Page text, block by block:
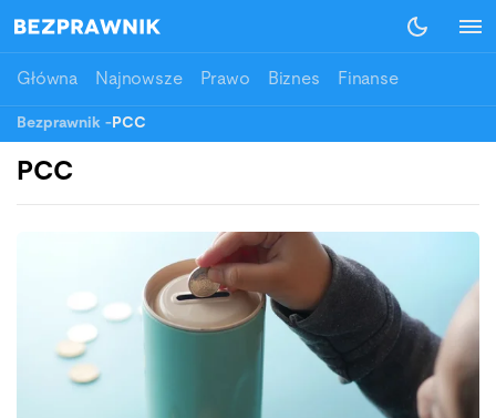
Główna Najnowsze Prawo Biznes Finanse
Bezprawnik - PCC
PCC